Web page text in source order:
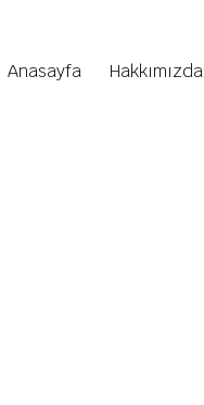
Anasayfa
Hakkımızda